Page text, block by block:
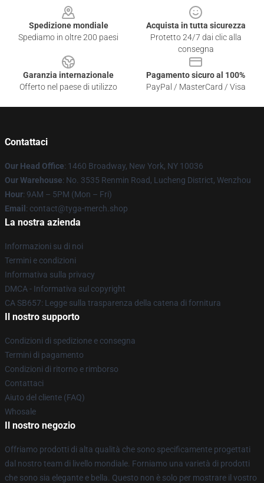
Spedizione mondiale
Spediamo in oltre 200 paesi
Acquista in tutta sicurezza
Protetto 24/7 dai clic alla
consegna
Garanzia internazionale
Offerto nel paese di utilizzo
Pagamento sicuro al 100%
PayPal / MasterCard / Visa
Contattaci
Our Head Office: 1460 Broadway, New York, NY 10036
Our Warehouse: No. 3535 Renmin Road, Lucheng District, Wenzhou
Hour: 9AM – 5PM (Mon – Fri)
Email : contact@tyga-merch.shop
La nostra azienda
Informazioni su di noi
Termini e condizioni
Informativa sulla privacy
DMCA - Informativa sul copyright
CA SB657: Legge sulla trasparenza della catena di fornitura
Il nostro supporto
Condizioni di spedizione e consegna
Termini di pagamento
Condizioni di ritorno e rimborso
Contattaci
Aiuto del cliente (FAQ)
Whosale
Il nostro negozio
Offriamo prodotti di alta qualità che sono specificamente progettati
dal nostro team di livello mondiale. Forniamo una varietà di prodotti
che sono sia elegante e bella. Questo non è solo per mostrare il vostro